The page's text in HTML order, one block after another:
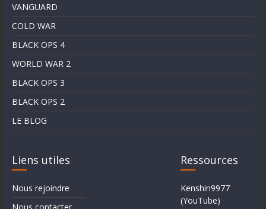
VANGUARD
COLD WAR
BLACK OPS 4
WORLD WAR 2
BLACK OPS 3
BLACK OPS 2
LE BLOG
Liens utiles
Nous rejoindre
Ressources
Kenshin9977
(YouTube)